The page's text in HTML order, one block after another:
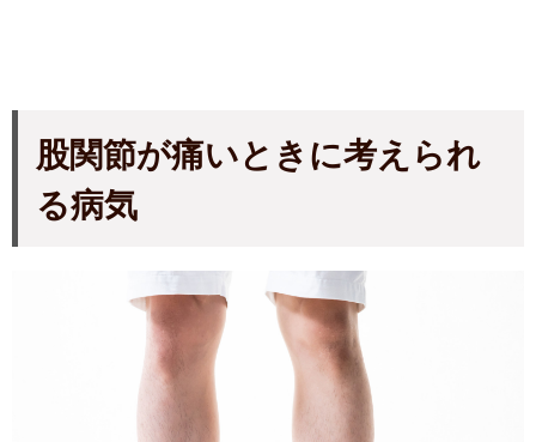
股関節が痛いときに考えられ
る病気